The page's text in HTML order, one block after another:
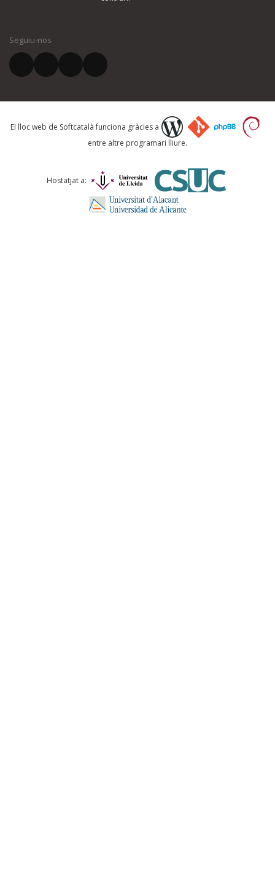
El vostre correu electrònic *
Què proposeu?
Comentari *
Seguiu-nos
El lloc web de Softcatalà funciona gràcies a
entre altre programari lliure.
Hostatjat a: